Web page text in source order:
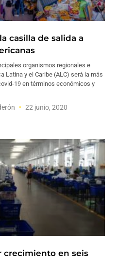
casilla de salida a
organismos regionales e
Latina y el Caribe (ALC) será la más
19 en términos económicos y
22 junio, 2020
crecimiento en seis